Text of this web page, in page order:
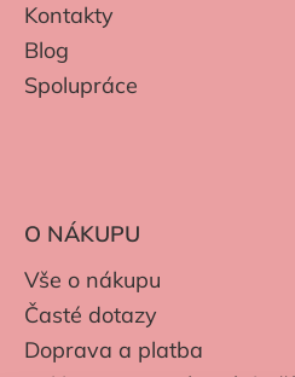
Kontakty
Blog
Spolupráce
O NÁKUPU
Vše o nákupu
Časté dotazy
Doprava a platba